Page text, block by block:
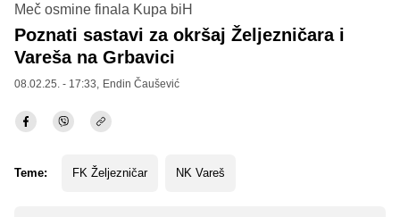
Meč osmine finala Kupa biH
Poznati sastavi za okršaj Željezničara i
Vareša na Grbavici
08.02.25. - 17:33, Endin Čaušević
Teme: FK Željezničar NK Vareš